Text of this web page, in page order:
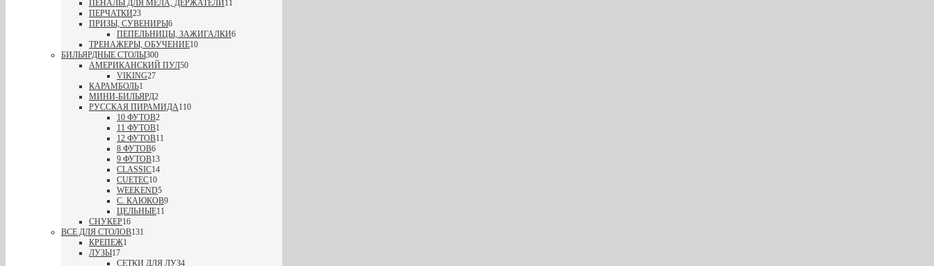
ПЕНАЛЫ ДЛЯ МЕЛА, ДЕРЖАТЕЛИ11
ПЕРЧАТКИ23
ПРИЗЫ, СУВЕНИРЫ6
ПЕПЕЛЬНИЦЫ, ЗАЖИГАЛКИ6
ТРЕНАЖЕРЫ, ОБУЧЕНИЕ10
БИЛЬЯРДНЫЕ СТОЛЫ300
АМЕРИКАНСКИЙ ПУЛ50
VIKING27
КАРАМБОЛЬ1
МИНИ-БИЛЬЯРД2
РУССКАЯ ПИРАМИДА110
10 ФУТОВ2
11 ФУТОВ1
12 ФУТОВ11
8 ФУТОВ6
9 ФУТОВ13
CLASSIC14
CUETEC10
WEEKEND5
С. КАЮКОВ9
ЦЕЛЬНЫЕ11
СНУКЕР16
ВСЕ ДЛЯ СТОЛОВ131
КРЕПЕЖ1
ЛУЗЫ17
СЕТКИ ДЛЯ ЛУЗ4